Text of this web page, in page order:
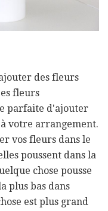
des fleurs
fleurs
parfaite d'ajouter
votre arrangement.
vos fleurs dans le
poussent dans la
chose pousse
plus bas dans
est plus grand